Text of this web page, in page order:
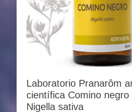
Laboratorio Pranarôm
científica Comino negro
Nigella sativa